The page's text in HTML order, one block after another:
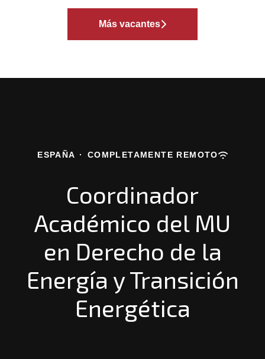
Más vacantes
ESPAÑA · COMPLETAMENTE REMOTO
Coordinador
Académico del MU
en Derecho de la
Energía y Transición
Energética